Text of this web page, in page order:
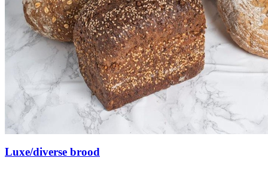
Luxe/diverse brood